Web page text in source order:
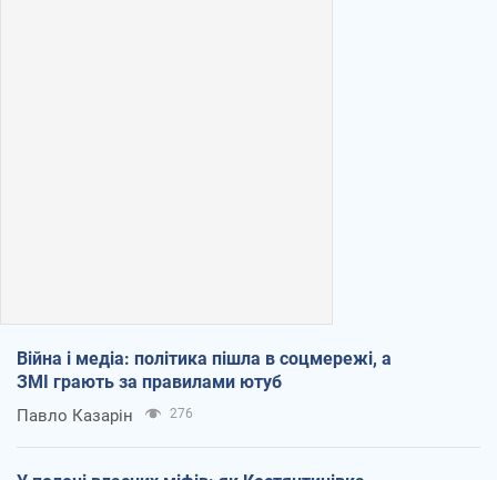
Війна і медіа: політика пішла в соцмережі, а
ЗМІ грають за правилами ютуб
Павло Казарін 276